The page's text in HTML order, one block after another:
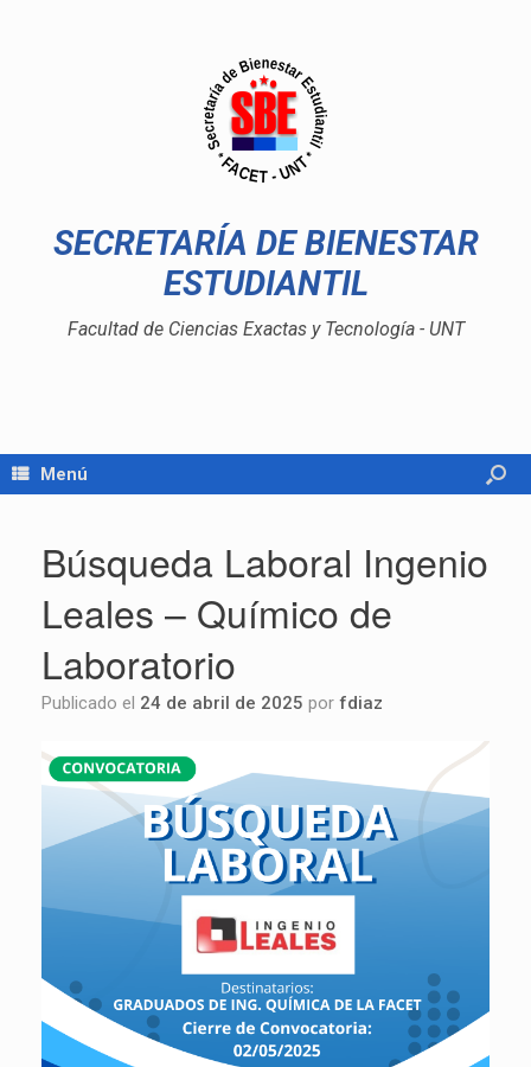
SECRETARÍA DE BIENESTAR
ESTUDIANTIL
Facultad de Ciencias Exactas y Tecnología - UNT
Menú
Búsqueda Laboral Ingenio
Leales – Químico de
Laboratorio
Publicado el 24 de abril de 2025 por fdiaz